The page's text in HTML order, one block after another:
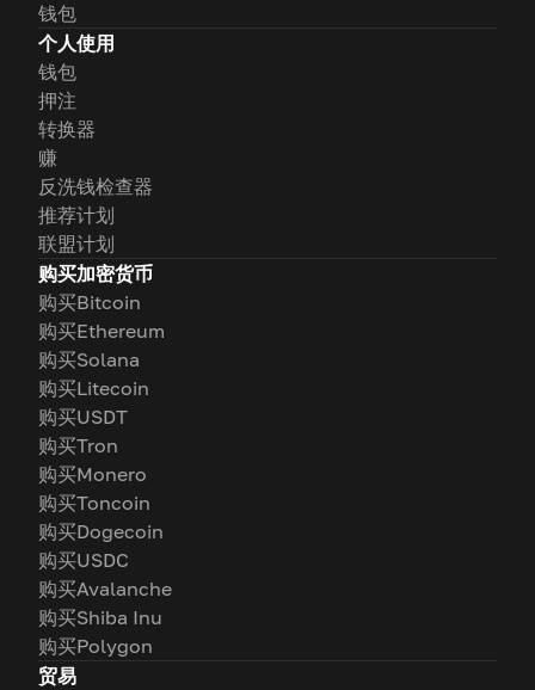
钱包
个人使用
钱包
押注
转换器
赚
反洗钱检查器
推荐计划
联盟计划
购买加密货币
购买Bitcoin
购买Ethereum
购买Solana
购买Litecoin
购买USDT
购买Tron
购买Monero
购买Toncoin
购买Dogecoin
购买USDC
购买Avalanche
购买Shiba Inu
购买Polygon
贸易